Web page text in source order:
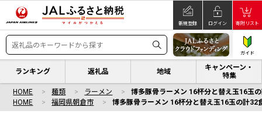
新規登録 ログイン 寄附リスト
ガイド
ランキング 返礼品 地域
キャンペーン・
特集
HOME 麺類 ラーメン
博多豚骨ラーメン 16杯分と替え玉16玉
HOME
福岡県朝倉市 博多豚骨ラーメン 16杯分と替え玉16玉の計32